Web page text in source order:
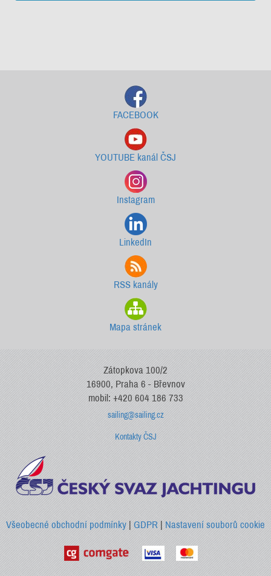
FACEBOOK
YOUTUBE kanál ČSJ
Instagram
LinkedIn
RSS kanály
Mapa stránek
Zátopkova 100/2
16900, Praha 6 - Břevnov
mobil: +420 604 186 733
sailing@sailing.cz
Kontakty ČSJ
Všeobecné obchodní podmínky| GDPR|Nastavení souborů cookie